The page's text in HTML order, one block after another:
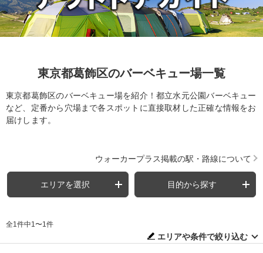
東京都葛飾区のバーベキュー場一覧
東京都葛飾区のバーベキュー場を紹介！都立水元公園バーベキュー
など、定番から穴場まで各スポットに直接取材した正確な情報をお
届けします。
ウォーカープラス掲載の駅・路線について
エリアを選択 目的から探す
全1件中1〜1件
エリアや条件で絞り込む